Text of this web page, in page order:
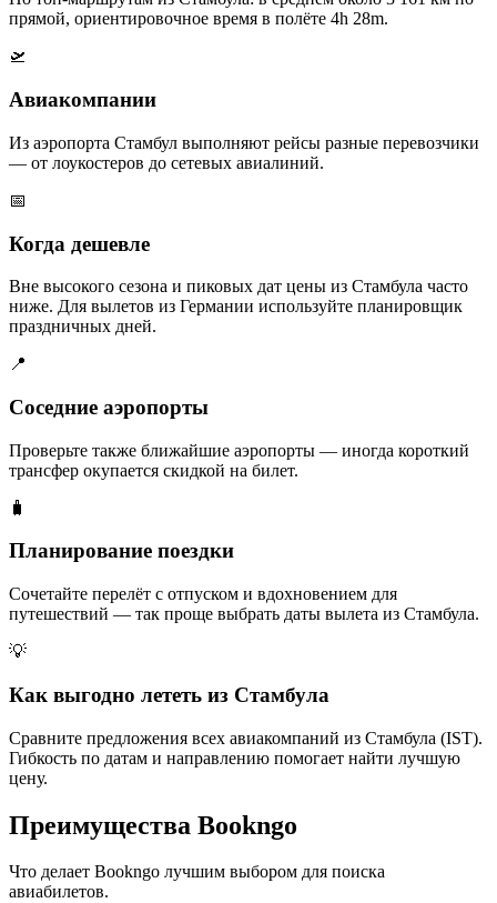
прямой, ориентировочное время в полёте 4h 28m.
🛫
Авиакомпании
Из аэропорта Стамбул выполняют рейсы разные перевозчики
— от лоукостеров до сетевых авиалиний.
📅
Когда дешевле
Вне высокого сезона и пиковых дат цены из Стамбула часто
ниже. Для вылетов из Германии используйте планировщик
праздничных дней.
📍
Соседние аэропорты
Проверьте также ближайшие аэропорты — иногда короткий
трансфер окупается скидкой на билет.
🧳
Планирование поездки
Сочетайте перелёт с отпуском и вдохновением для
путешествий — так проще выбрать даты вылета из Стамбула.
💡
Как выгодно лететь из Стамбула
Сравните предложения всех авиакомпаний из Стамбула (IST).
Гибкость по датам и направлению помогает найти лучшую
цену.
Преимущества Bookngo
Что делает Bookngo лучшим выбором для поиска
авиабилетов.